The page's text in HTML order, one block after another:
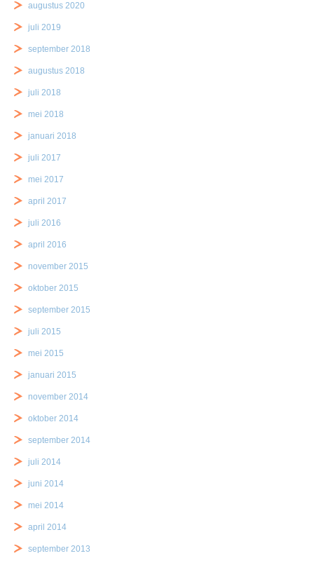
augustus 2020
juli 2019
september 2018
augustus 2018
juli 2018
mei 2018
januari 2018
juli 2017
mei 2017
april 2017
juli 2016
april 2016
november 2015
oktober 2015
september 2015
juli 2015
mei 2015
januari 2015
november 2014
oktober 2014
september 2014
juli 2014
juni 2014
mei 2014
april 2014
september 2013